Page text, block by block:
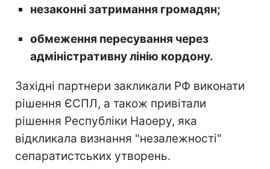
незаконні затримання громадян;
обмеження пересування через
адміністративну лінію кордону.
Західні партнери закликали РФ виконати
рішення ЄСПЛ, а також привітали
рішення Республіки Наоеру, яка
відкликала визнання "незалежності"
сепаратистських утворень.